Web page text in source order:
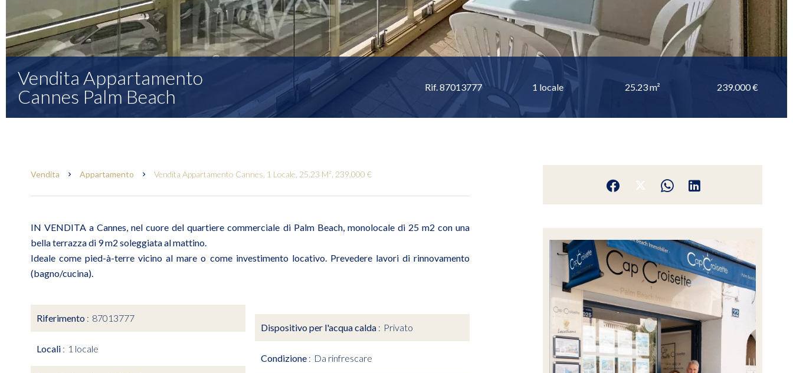
Vendita Appartamento
Cannes Palm Beach
Rif. 87013777 1 locale 25.23 m² 239.000 €
Vendita Appartamento Vendita Appartamento Cannes, 1 Locale, 25.23 M², 239.000 €
IN VENDITA a Cannes, nel cuore del quartiere commerciale di Palm Beach, monolocale di 25 m2 con una
bella terrazza di 9 m2 soleggiata al mattino.
Ideale come pied-à-terre vicino al mare o come investimento locativo. Prevedere lavori di rinnovamento
(bagno/cucina).
Riferimento 87013777
Locali 1 locale
Dispositivo per l'acqua calda Privato
Condizione Da rinfrescare